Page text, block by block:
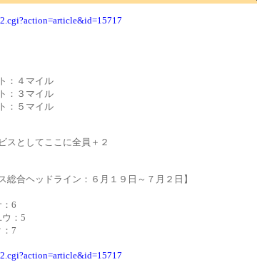
：４マイル
：３マイル
：５マイル
スとしてここに全員＋２
総合ヘッドライン：６月１９日～７月２日】
6
：5
7